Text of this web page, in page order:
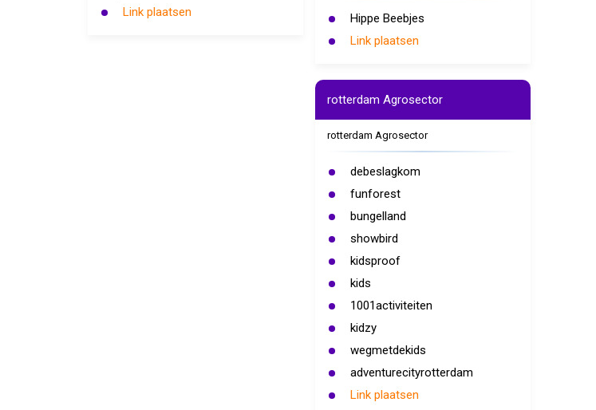
Link plaatsen
Hippe Beebjes
Link plaatsen
rotterdam Agrosector
rotterdam Agrosector
debeslagkom
funforest
bungelland
showbird
kidsproof
kids
1001activiteiten
kidzy
wegmetdekids
adventurecityrotterdam
Link plaatsen